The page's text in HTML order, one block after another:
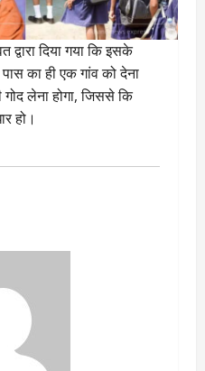
द्वारा दिया गया कि इसके
का ही एक गांव को देना
लेना होगा, जिससे कि
हो।